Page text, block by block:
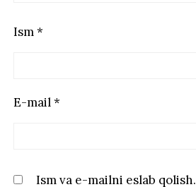
Ism*
E-mail*
Ism va e-mailni eslab qolish.